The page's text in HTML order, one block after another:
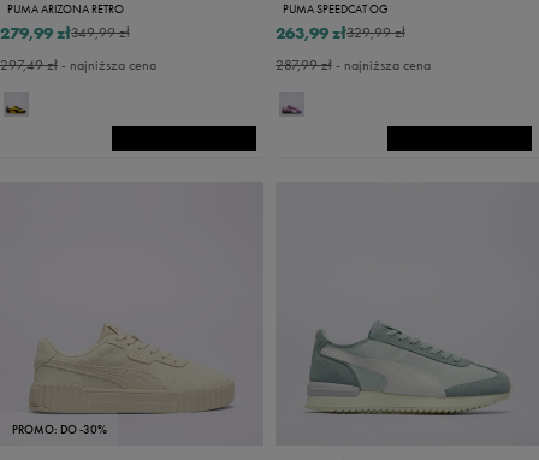
PUMA ARIZONA RETRO
349,99 zł
279,99 zł
297,49 zł- najniższa cena
PUMA SPEEDCAT OG
329,99 zł
263,99 zł
287,99 zł- najniższa cena
PROMO: DO -30%